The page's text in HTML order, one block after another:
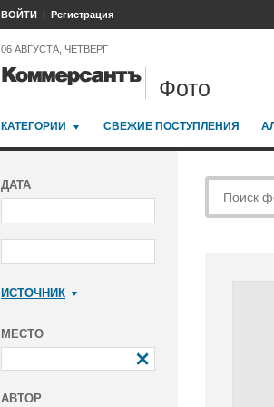
ВОЙТИ Регистрация
06 АВГУСТА, ЧЕТВЕРГ
Фото
КАТЕГОРИИ СВЕЖИЕ ПОСТУПЛЕНИЯ
ДАТА
ИСТОЧНИК
МЕСТО
АВТОР